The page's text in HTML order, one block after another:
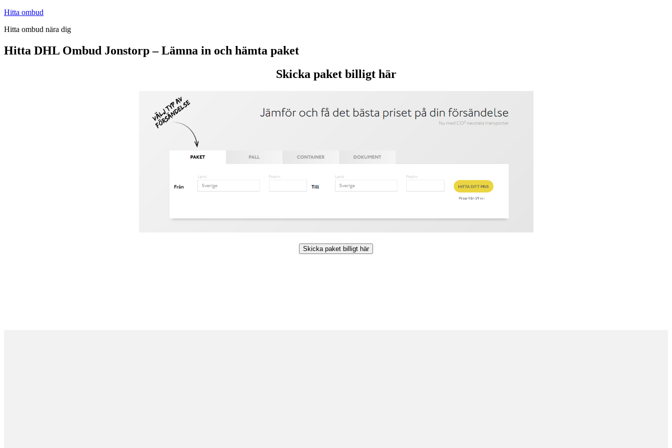
Hoppa
innehåll
Hitta ombud
Hitta ombud nära dig
Hitta DHL Ombud Jonstorp – Lämna in och hämta paket
Skicka paket billigt här
Skicka paket billigt här